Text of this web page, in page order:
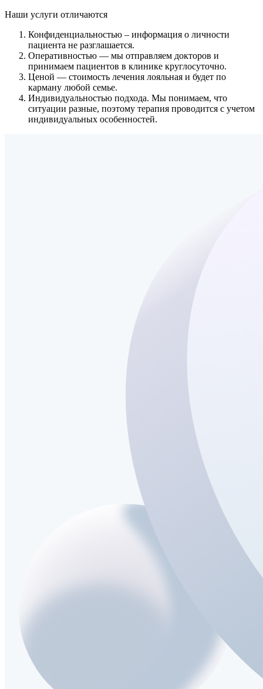
Наши услуги отличаются
Конфиденциальностью – информация о личности
пациента не разглашается.
Оперативностью — мы отправляем докторов и
принимаем пациентов в клинике круглосуточно.
Ценой — стоимость лечения лояльная и будет по
карману любой семье.
Индивидуальностью подхода. Мы понимаем, что
ситуации разные, поэтому терапия проводится с учетом
индивидуальных особенностей.